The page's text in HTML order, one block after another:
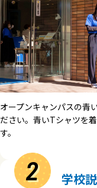
オープンキャンパスの青
ださい。青いTシャツを
す。
2 学校